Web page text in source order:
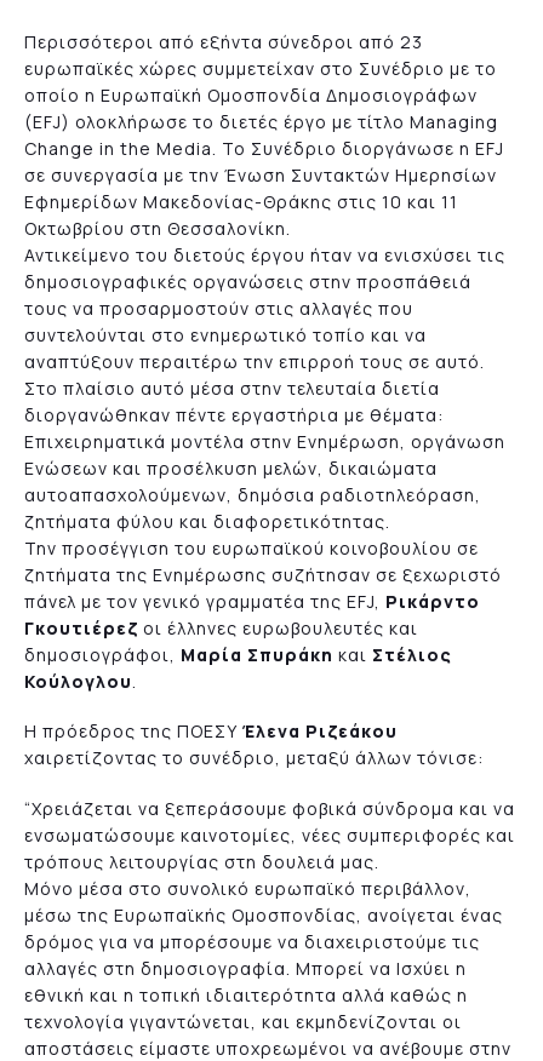
Περισσότεροι από εξήντα σύνεδροι από 23
ευρωπαϊκές χώρες συμμετείχαν στο Συνέδριο με το
οποίο η Ευρωπαϊκή Ομοσπονδία Δημοσιογράφων
(EFJ) ολοκλήρωσε το διετές έργο με τίτλο Managing
Change in the Media. Το Συνέδριο διοργάνωσε η EFJ
σε συνεργασία με την Ένωση Συντακτών Ημερησίων
Εφημερίδων Μακεδονίας-Θράκης στις 10 και 11
Οκτωβρίου στη Θεσσαλονίκη.
Αντικείμενο του διετούς έργου ήταν να ενισχύσει τις
δημοσιογραφικές οργανώσεις στην προσπάθειά
τους να προσαρμοστούν στις αλλαγές που
συντελούνται στο ενημερωτικό τοπίο και να
αναπτύξουν περαιτέρω την επιρροή τους σε αυτό.
Στο πλαίσιο αυτό μέσα στην τελευταία διετία
διοργανώθηκαν πέντε εργαστήρια με θέματα:
Επιχειρηματικά μοντέλα στην Ενημέρωση, οργάνωση
Ενώσεων και προσέλκυση μελών, δικαιώματα
αυτοαπασχολούμενων, δημόσια ραδιοτηλεόραση,
ζητήματα φύλου και διαφορετικότητας.
Την προσέγγιση του ευρωπαϊκού κοινοβουλίου σε
ζητήματα της Ενημέρωσης συζήτησαν σε ξεχωριστό
πάνελ με τον γενικό γραμματέα της ΕFJ, Ρικάρντο
Γκουτιέρεζ οι έλληνες ευρωβουλευτές και
δημοσιογράφοι, Μαρία Σπυράκη και Στέλιος
Κούλογλου.
Η πρόεδρος της ΠΟΕΣΥ Έλενα Ριζεάκου
χαιρετίζοντας το συνέδριο, μεταξύ άλλων τόνισε:
“Χρειάζεται να ξεπεράσουμε φοβικά σύνδρομα και να
ενσωματώσουμε καινοτομίες, νέες συμπεριφορές και
τρόπους λειτουργίας στη δουλειά μας.
Μόνο μέσα στο συνολικό ευρωπαϊκό περιβάλλον,
μέσω της Ευρωπαϊκής Ομοσπονδίας, ανοίγεται ένας
δρόμος για να μπορέσουμε να διαχειριστούμε τις
αλλαγές στη δημοσιογραφία. Μπορεί να Ισχύει η
εθνική και η τοπική ιδιαιτερότητα αλλά καθώς η
τεχνολογία γιγαντώνεται, και εκμηδενίζονται οι
αποστάσεις είμαστε υποχρεωμένοι να ανέβουμε στην